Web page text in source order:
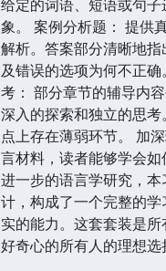
给定的词语、短语或句
象。 案例分析题： 提供
解析。答案部分清晰地
及错误的选项为何不正
考： 部分章节的辅导内
深入的探索和独立的思
点上存在薄弱环节。 加
言材料，读者能够学会
进一步的语言学研究，
计，构成了一个完整的
实的能力。这套套装是
好奇心的所有人的理想选